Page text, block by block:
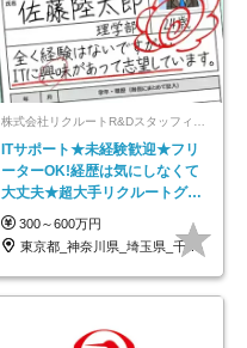
ITサポート★未経験歓迎★フリ
ーターOK!経歴は気にしなくて
大丈夫★超大手リクルートグル
ープの正社員/sg
300～600万円
東京都_神奈川県_埼玉県_千葉県_大阪府…